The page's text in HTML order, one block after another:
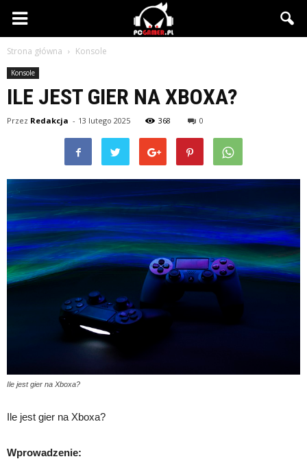
PCgamer.pl
Strona główna Konsole
Konsole
ILE JEST GIER NA XBOXA?
Przez Redakcja - 13 lutego 2025 368 0
Ile jest gier na Xboxa?
Ile jest gier na Xboxa?
Wprowadzenie: